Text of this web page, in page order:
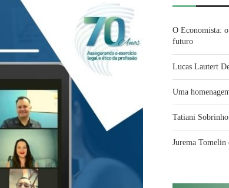
O Economista:
futuro
Lucas Lautert
Uma
Tatiani
Jurema